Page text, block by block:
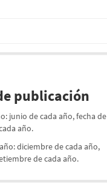
publicación
junio de cada año, fecha de
año.
diciembre de cada año,
de cada año.